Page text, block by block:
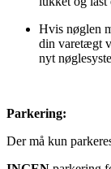
Hvis nøglen
din varetægt
nyt
Parkering:
Der må kun